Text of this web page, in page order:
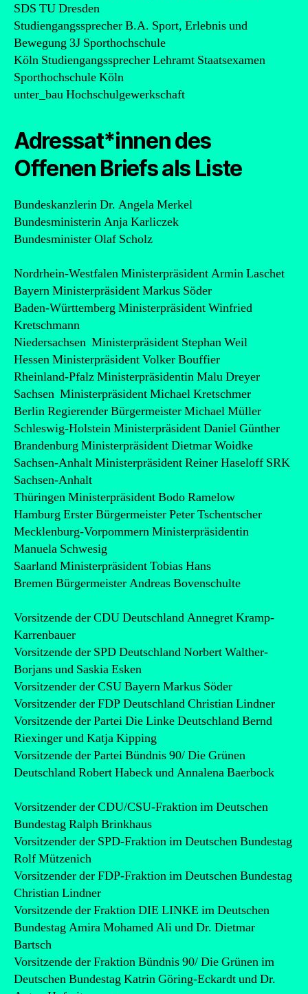
SDS TU Dresden
Studiengangssprecher B.A. Sport, Erlebnis und
Bewegung 3J Sporthochschule
Köln Studiengangssprecher Lehramt Staatsexamen
Sporthochschule Köln
unter_bau Hochschulgewerkschaft
Adressat*innen des
Offenen Briefs als Liste
Bundeskanzlerin Dr. Angela Merkel
Bundesministerin Anja Karliczek
Bundesminister Olaf Scholz
Nordrhein-Westfalen Ministerpräsident Armin Laschet
Bayern Ministerpräsident Markus Söder
Baden-Württemberg Ministerpräsident Winfried
Kretschmann
Niedersachsen Ministerpräsident Stephan Weil
Hessen Ministerpräsident Volker Bouffier
Rheinland-Pfalz Ministerpräsidentin Malu Dreyer
Sachsen Ministerpräsident Michael Kretschmer
Berlin Regierender Bürgermeister Michael Müller
Schleswig-Holstein Ministerpräsident Daniel Günther
Brandenburg Ministerpräsident Dietmar Woidke
Sachsen-Anhalt Ministerpräsident Reiner Haseloff SRK
Sachsen-Anhalt
Thüringen Ministerpräsident Bodo Ramelow
Hamburg Erster Bürgermeister Peter Tschentscher
Mecklenburg-Vorpommern Ministerpräsidentin
Manuela Schwesig
Saarland Ministerpräsident Tobias Hans
Bremen Bürgermeister Andreas Bovenschulte
Vorsitzende der CDU Deutschland Annegret Kramp-
Karrenbauer
Vorsitzende der SPD Deutschland Norbert Walther-
Borjans und Saskia Esken
Vorsitzender der CSU Bayern Markus Söder
Vorsitzender der FDP Deutschland Christian Lindner
Vorsitzende der Partei Die Linke Deutschland Bernd
Riexinger und Katja Kipping
Vorsitzende der Partei Bündnis 90/ Die Grünen
Deutschland Robert Habeck und Annalena Baerbock
Vorsitzender der CDU/CSU-Fraktion im Deutschen
Bundestag Ralph Brinkhaus
Vorsitzender der SPD-Fraktion im Deutschen Bundestag
Rolf Mützenich
Vorsitzender der FDP-Fraktion im Deutschen Bundestag
Christian Lindner
Vorsitzende der Fraktion DIE LINKE im Deutschen
Bundestag Amira Mohamed Ali und Dr. Dietmar
Bartsch
Vorsitzende der Fraktion Bündnis 90/ Die Grünen im
Deutschen Bundestag Katrin Göring-Eckardt und Dr.